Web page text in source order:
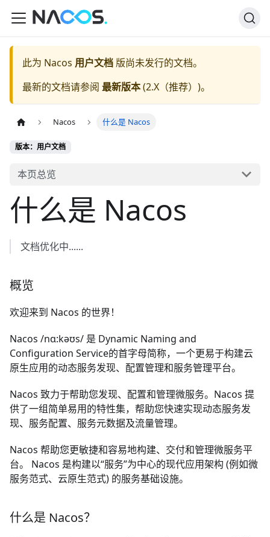
此为 Nacos 用户文档 版尚未发行的文档。
最新的文档请参阅 最新版本(2.X（推荐） )。
Nacos 什么是 Nacos
版本：用户文档
本页总览
什么是 Nacos
文档优化中......
概览
欢迎来到 Nacos 的世界！
Nacos /nɑ:kəʊs/ 是 Dynamic Naming and
Configuration Service的首字母简称，一个更易于构建云
原生应用的动态服务发现、配置管理和服务管理平台。
Nacos 致力于帮助您发现、配置和管理微服务。Nacos 提
供了一组简单易用的特性集，帮助您快速实现动态服务发
现、服务配置、服务元数据及流量管理。
Nacos 帮助您更敏捷和容易地构建、交付和管理微服务平
台。 Nacos 是构建以“服务”为中心的现代应用架构 (例如微
服务范式、云原生范式) 的服务基础设施。
什么是 Nacos？